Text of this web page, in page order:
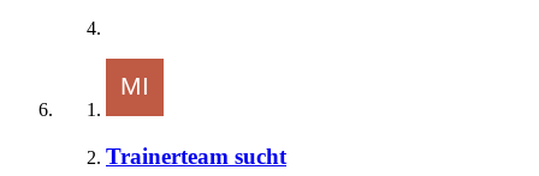
Trainerteam sucht